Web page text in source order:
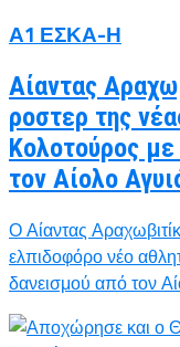
Α1 ΕΣΚΑ-Η
Αίαντας
ροστερ της
Κολοτούρος
τον Αίολο
Ο Αίαντας
ελπιδοφόρο νέο
δανεισμού από τον